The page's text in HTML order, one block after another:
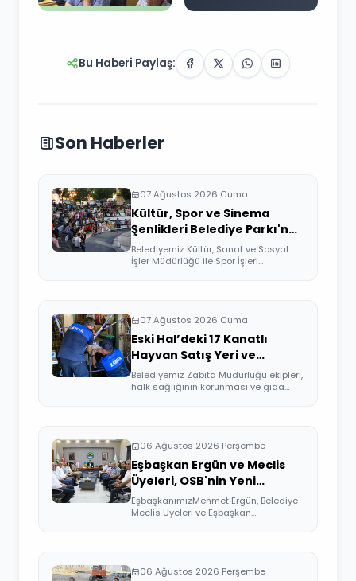
Bu Haberi Paylaş:
Son Haberler
07 Ağustos 2026 Cuma
Kültür, Spor ve Sinema
Şenlikleri Belediye Parkı'nda
Devam Etti
Belediyemiz Kültür, Sanat ve Sosyal
İşler Müdürlüğü ile Spor İşleri
07 Ağustos 2026 Cuma
Eski Hal’deki 17 Kanatlı
Hayvan Satış Yeri ve
Kesimhane Mühürlendi
Belediyemiz Zabıta Müdürlüğü ekipleri,
halk sağlığının korunması ve gıda
06 Ağustos 2026 Perşembe
Eşbaşkan Ergün ve Meclis
Üyeleri, OSB'nin Yeni
Yönetimini Ziyaret Etti
EşbaşkanımızMehmet Ergün, Belediye
Meclis Üyeleri ve Eşbaşkan
06 Ağustos 2026 Perşembe